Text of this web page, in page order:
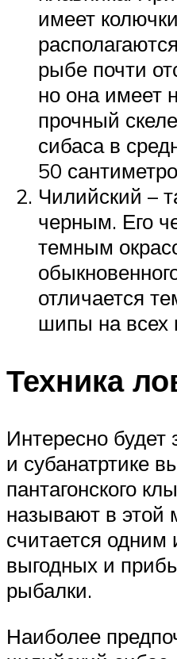
имеет
рыбе почти
но она имеет
прочный
сибаса в
50
Чилийский –
черным. Его
темным
отличается
шипы на всех
Техника
Интересно будет
и субанатртике
пантагонского
называют в этой
считается одним
выгодных и
рыбалки.
Наиболее